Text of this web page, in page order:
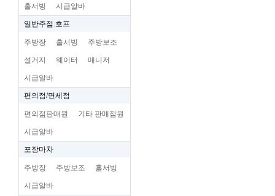
홀서빙 시급알바
일반주점.호프
주방장 홀서빙 주방보조
설거지 웨이터 매니저
시급알바
편의점/면세점
편의점판매원 기타 판매점원
시급알바
포장마차
주방장 주방보조 홀서빙
시급알바